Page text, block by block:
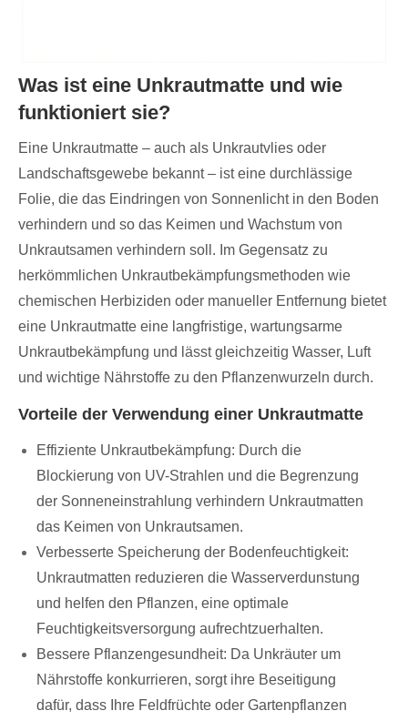
Was ist eine Unkrautmatte und wie
funktioniert sie?
Eine Unkrautmatte – auch als Unkrautvlies oder
Landschaftsgewebe bekannt – ist eine durchlässige
Folie, die das Eindringen von Sonnenlicht in den Boden
verhindern und so das Keimen und Wachstum von
Unkrautsamen verhindern soll. Im Gegensatz zu
herkömmlichen Unkrautbekämpfungsmethoden wie
chemischen Herbiziden oder manueller Entfernung bietet
eine Unkrautmatte eine langfristige, wartungsarme
Unkrautbekämpfung und lässt gleichzeitig Wasser, Luft
und wichtige Nährstoffe zu den Pflanzenwurzeln durch.
Vorteile der Verwendung einer Unkrautmatte
Effiziente Unkrautbekämpfung: Durch die
Blockierung von UV-Strahlen und die Begrenzung
der Sonneneinstrahlung verhindern Unkrautmatten
das Keimen von Unkrautsamen.
Verbesserte Speicherung der Bodenfeuchtigkeit:
Unkrautmatten reduzieren die Wasserverdunstung
und helfen den Pflanzen, eine optimale
Feuchtigkeitsversorgung aufrechtzuerhalten.
Bessere Pflanzengesundheit: Da Unkräuter um
Nährstoffe konkurrieren, sorgt ihre Beseitigung
dafür, dass Ihre Feldfrüchte oder Gartenpflanzen